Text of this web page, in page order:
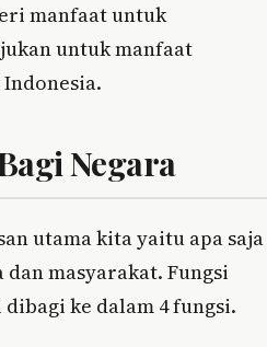
manfaat untuk
untuk manfaat
Negara
utama kita yaitu apa saja
masyarakat. Fungsi
ke dalam 4 fungsi.